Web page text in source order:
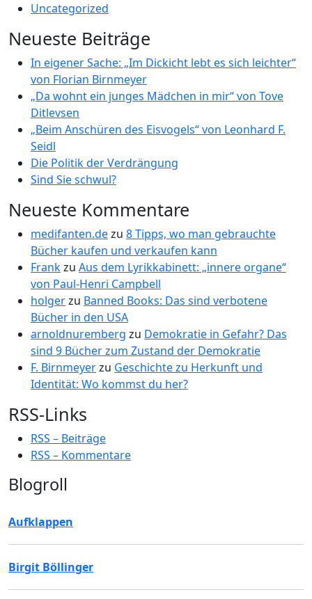
Uncategorized
Neueste Beiträge
In eigener Sache: „Im Dickicht lebt es sich leichter“
von Florian Birnmeyer
„Da wohnt ein junges Mädchen in mir“ von Tove
Ditlevsen
„Beim Anschüren des Eisvogels“ von Leonhard F.
Seidl
Die Politik der Verdrängung
Sind Sie schwul?
Neueste Kommentare
medifanten.dezu 8 Tipps, wo man gebrauchte
Bücher kaufen und verkaufen kann
Frankzu Aus dem Lyrikkabinett: „innere organe“
von Paul-Henri Campbell
holgerzu Banned Books: Das sind verbotene
Bücher in den USA
arnoldnuremberg zu Demokratie in Gefahr? Das
sind 9 Bücher zum Zustand der Demokratie
F. Birnmeyerzu Geschichte zu Herkunft und
Identität: Wo kommst du her?
RSS-Links
RSS – Beiträge
RSS – Kommentare
Blogroll
Aufklappen
Birgit Böllinger